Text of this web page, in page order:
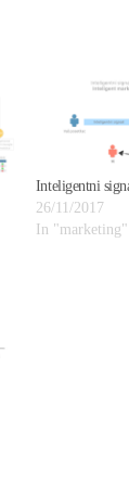
Inteligentni
26/11/2017
In "marketing"